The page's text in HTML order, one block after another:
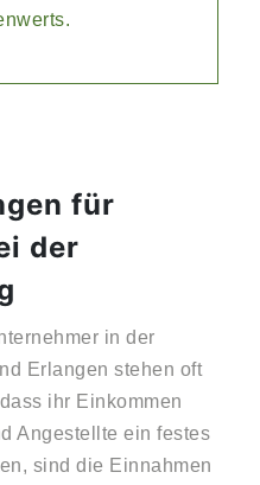
für
der
in der
Erlangen stehen oft
ihr Einkommen
Angestellte ein festes
sind die Einnahmen